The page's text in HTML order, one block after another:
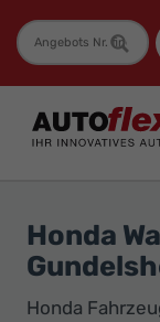
Fahrzeugnummer
Autoflex24
GmbH
Neuwagen
Jahreswagen
und
Honda
Honda